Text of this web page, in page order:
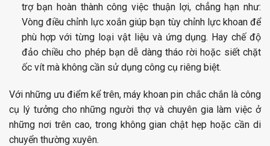
trợ bạn hoàn thành công việc thuận lợi, chẳng hạn như:
Vòng điều chỉnh lực xoắn giúp bạn tùy chỉnh lực khoan để
phù hợp với từng loại vật liệu và ứng dụng. Hay chế độ
đảo chiều cho phép bạn dễ dàng tháo rời hoặc siết chặt
ốc vít mà không cần sử dụng công cụ riêng biệt.
Với những ưu điểm kể trên, máy khoan pin chắc chắn là công
cụ lý tưởng cho những người thợ và chuyên gia làm việc ở
những nơi trên cao, trong không gian chật hẹp hoặc cần di
chuyển thường xuyên.